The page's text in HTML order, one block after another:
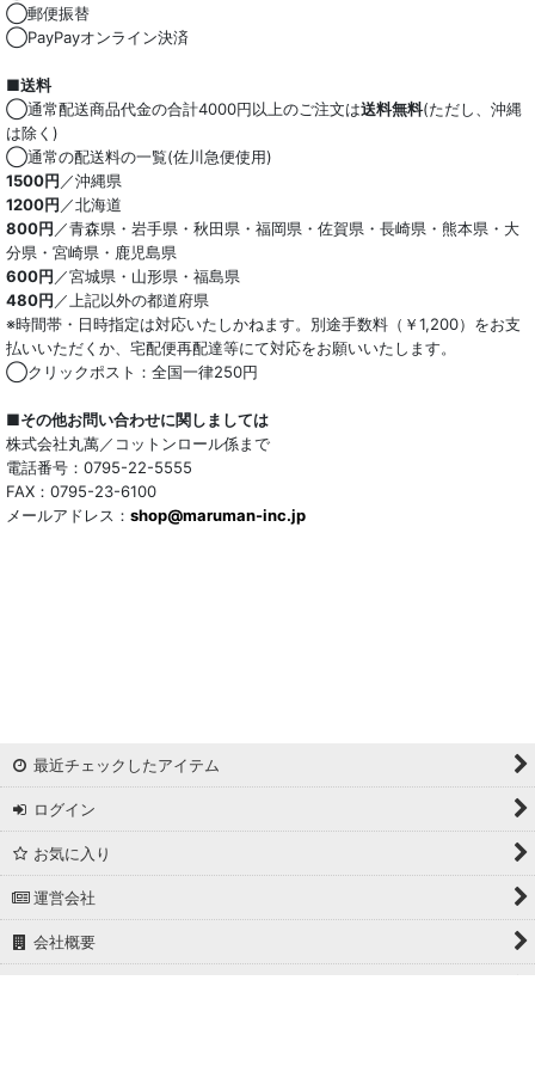
◯郵便振替
◯PayPayオンライン決済
■送料
◯通常配送商品代金の合計4000円以上のご注文は送料無料(ただし、沖縄
は除く)
◯通常の配送料の一覧(佐川急便使用)
1500円 ／沖縄県
1200円 ／北海道
800円 ／青森県・岩手県・秋田県・福岡県・佐賀県・長崎県・熊本県・大
分県・宮崎県・鹿児島県
600円 ／宮城県・山形県・福島県
480円 ／上記以外の都道府県
※時間帯・日時指定は対応いたしかねます。別途手数料（￥1,200）をお支
払いいただくか、宅配便再配達等にて対応をお願いいたします。
◯クリックポスト：全国一律250円
■その他お問い合わせに関しましては
株式会社丸萬／コットンロール係まで
電話番号：0795-22-5555
FAX：0795-23-6100
メールアドレス： shop@maruman-inc.jp
最近チェックしたアイテム
ログイン
お気に入り
運営会社
会社概要